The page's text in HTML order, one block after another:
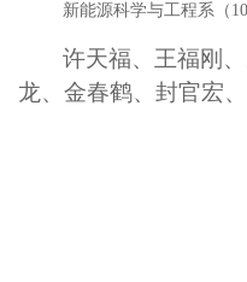
新能源科学与工程系（
许天福、王福刚
龙、金春鹤、封官宏